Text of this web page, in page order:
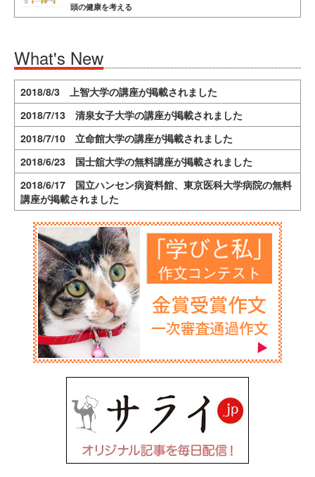
頭の健康を考える
What's New
2018/8/3 上智大学の講座が掲載されました
2018/7/13 清泉女子大学の講座が掲載されました
2018/7/10 立命館大学の講座が掲載されました
2018/6/23 国士舘大学の無料講座が掲載されました
2018/6/17 国立ハンセン病資料館、東京医科大学病院の無料
講座が掲載されました